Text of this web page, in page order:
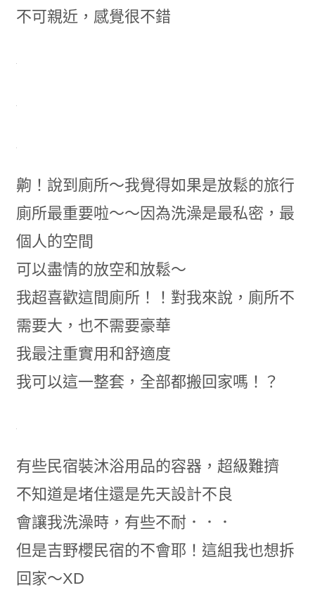
不可親近，感覺很不錯
齁！說到廁所～我覺得如果是放鬆的旅行
廁所最重要啦～～因為洗澡是最私密，最
個人的空間
可以盡情的放空和放鬆～
我超喜歡這間廁所！！對我來說，廁所不
需要大，也不需要豪華
我最注重實用和舒適度
我可以這一整套，全部都搬回家嗎！？
有些民宿裝沐浴用品的容器，超級難擠
不知道是堵住還是先天設計不良
會讓我洗澡時，有些不耐．．．
但是吉野櫻民宿的不會耶！這組我也想拆
回家～XD